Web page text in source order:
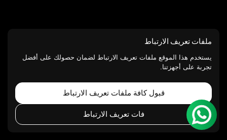
ملفات تعريف الارتباط
يستخدم هذا الموقع ملفات تعريف الارتباط لضمان حصولك على أفضل
تجربة على أجهزتنا.
قبول كافة ملفات تعريف الارتباط
فات تعريف الارتباط